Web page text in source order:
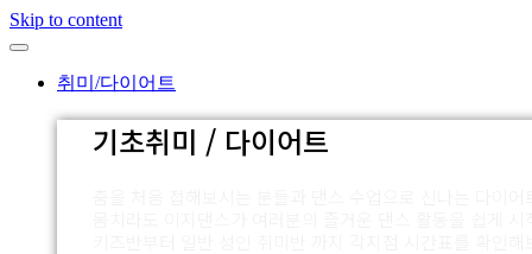
Skip to content
취미/다이어트
기초취미 / 다이어트